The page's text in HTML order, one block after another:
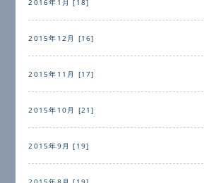
2015年12月 [16]
2015年11月 [17]
2015年10月 [21]
2015年9月 [19]